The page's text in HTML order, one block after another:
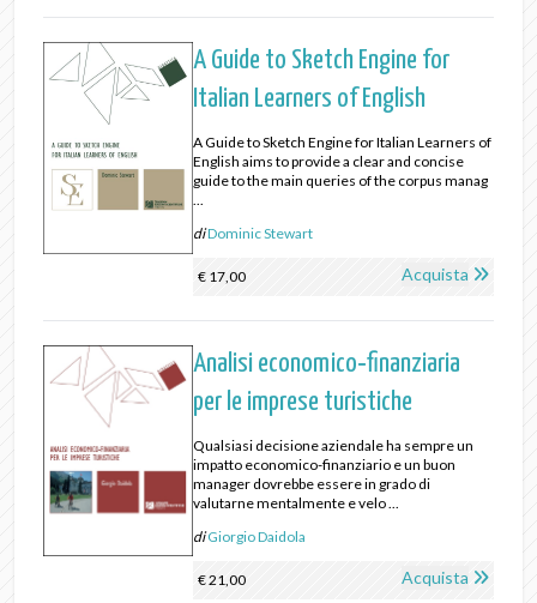
A Guide to Sketch Engine for
Italian Learners of English
A Guide to Sketch Engine for Italian Learners of
English aims to provide a clear and concise
guide to the main queries of the corpus manag
diDominic Stewart
€ 17,00 Acquista
Analisi economico‐finanziaria
per le imprese turistiche
Qualsiasi decisione aziendale ha sempre un
impatto economico-finanziario e un buon
manager dovrebbe essere in grado di
valutarne mentalmente e velo ...
diGiorgio Daidola
€ 21,00 Acquista